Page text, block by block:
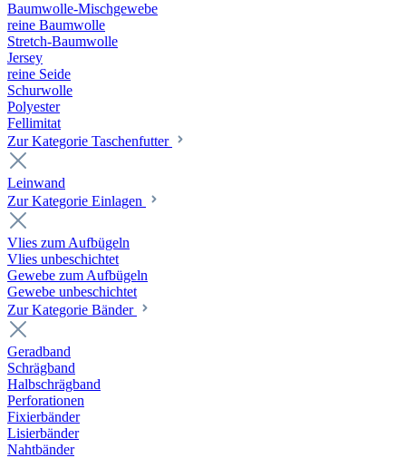
Baumwolle-Mischgewebe
reine Baumwolle
Stretch-Baumwolle
Jersey
reine Seide
Schurwolle
Polyester
Fellimitat
Zur Kategorie Taschenfutter
Leinwand
Zur Kategorie Einlagen
Vlies zum Aufbügeln
Vlies unbeschichtet
Gewebe zum Aufbügeln
Gewebe unbeschichtet
Zur Kategorie Bänder
Geradband
Schrägband
Halbschrägband
Perforationen
Fixierbänder
Lisierbänder
Nahtbänder